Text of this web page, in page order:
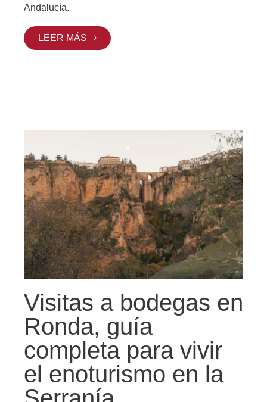
Andalucía.
LEER MÁS
Visitas a bodegas en
Ronda, guía
completa para vivir
el enoturismo en la